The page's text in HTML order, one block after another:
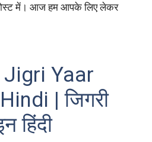
पोस्ट में। आज हम आपके लिए लेकर
Yaar
| जिगरी
हिंदी